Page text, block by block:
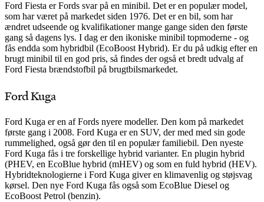
Ford Fiesta er Fords svar på en minibil. Det er en populær model,
som har været på markedet siden 1976. Det er en bil, som har
ændret udseende og kvalifikationer mange gange siden den første
gang så dagens lys. I dag er den ikoniske minibil topmoderne - og
fås endda som hybridbil (EcoBoost Hybrid). Er du på udkig efter en
brugt minibil til en god pris, så findes der også et bredt udvalg af
Ford Fiesta brændstofbil på brugtbilsmarkedet.
Ford Kuga
Ford Kuga er en af Fords nyere modeller. Den kom på markedet
første gang i 2008. Ford Kuga er en SUV, der med med sin gode
rummelighed, også gør den til en populær familiebil. Den nyeste
Ford Kuga fås i tre forskellige hybrid varianter. En plugin hybrid
(PHEV, en EcoBlue hybrid (mHEV) og som en fuld hybrid (HEV).
Hybridteknologierne i Ford Kuga giver en klimavenlig og støjsvag
kørsel. Den nye Ford Kuga fås også som EcoBlue Diesel og
EcoBoost Petrol (benzin).